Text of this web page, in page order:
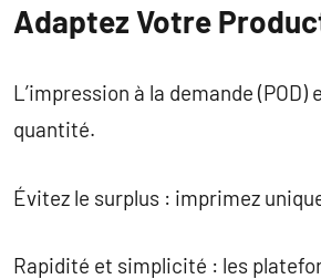
Adaptez Votre
L’impression à la demande
quantité.
Évitez le surplus : imprimez
Rapidité et simplicité : les